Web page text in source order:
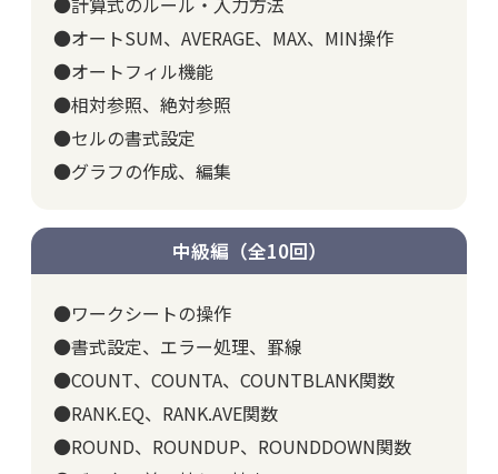
●オートSUM、AVERAGE、MAX、MIN操作
●オートフィル機能
●相対参照、絶対参照
●セルの書式設定
●グラフの作成、編集
中級編（全10回）
●ワークシートの操作
●書式設定、エラー処理、罫線
●COUNT、COUNTA、COUNTBLANK関数
●RANK.EQ、RANK.AVE関数
●ROUND、ROUNDUP、ROUNDDOWN関数